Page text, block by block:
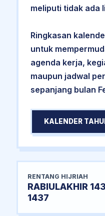
meliputi tidak ada
Ringkasan
untuk
agenda kerja,
maupun jadwal
sepanjang bulan
KALENDER
RENTANG HIJRIAH
RABIULAKHIR
1437